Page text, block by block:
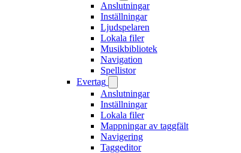
Anslutningar
Inställningar
Ljudspelaren
Lokala filer
Musikbibliotek
Navigation
Spellistor
Evertag
Anslutningar
Inställningar
Lokala filer
Mappningar av taggfält
Navigering
Taggeditor